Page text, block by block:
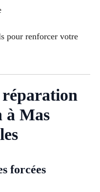
pour renforcer votre
réparation
à Mas
forcées